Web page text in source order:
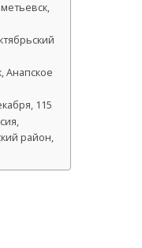
Анапское
115
район,